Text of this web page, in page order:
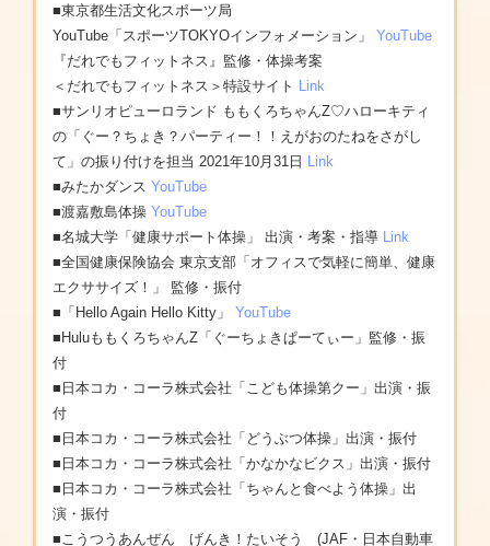
■東京都生活文化スポーツ局
YouTube「スポーツTOKYOインフォメーション」 YouTube
『だれでもフィットネス』監修・体操考案
＜だれでもフィットネス＞特設サイト
Link
■サンリオピューロランド ももくろちゃんZ♡ハローキティ
の「ぐー？ちょき？パーティー！！えがおのたねをさがし
て」の振り付けを担当 2021年10月31日
Link
■みたかダンス YouTube
■渡嘉敷島体操 YouTube
■名城大学「健康サポート体操」 出演・考案・指導
Link
■全国健康保険協会 東京支部「オフィスで気軽に簡単、健康
エクササイズ！」 監修・振付
■「Hello Again Hello Kitty」 YouTube
■HuluももくろちゃんZ「ぐーちょきぱーてぃー」監修・振
付
■日本コカ・コーラ株式会社「こども体操第クー」出演・振
付
■日本コカ・コーラ株式会社「どうぶつ体操」出演・振付
■日本コカ・コーラ株式会社「かなかなビクス」出演・振付
■日本コカ・コーラ株式会社「ちゃんと食べよう体操」出
演・振付
■こうつうあんぜん げんき！たいそう (JAF・日本自動車